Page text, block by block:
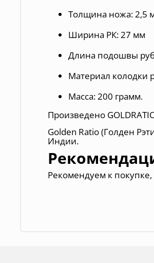
Толщина ножа: 2,5
Ширина РК: 27 мм
Длина подошвы
Материал колодки
Масса: 200 грамм.
Произведено
Golden Ratio (Голден
Индии.
Рекомендуем к